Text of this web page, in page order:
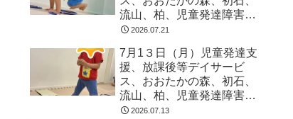
ー症候
流山、柏、児童発達障害
運動療育 柳沢運動プログ
る 発達障害 放デイ 自
閉症 ADHD アスペルガ
ー症候
2026.07.21
7月1３日（月）児童発達支
援、放課後等デイサービ
ス、おおたかの森、初石、
流山、柏、児童発達障害
運動療育 柳沢運動プログ
2026.07.13